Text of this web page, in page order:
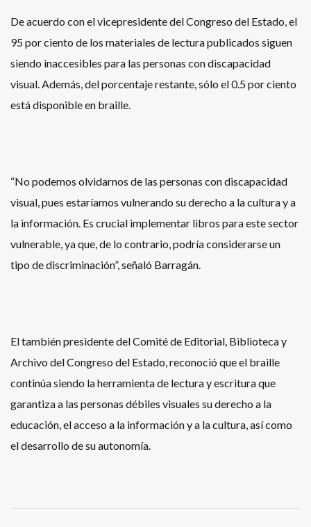
De acuerdo con el vicepresidente del Congreso del Estado, el
95 por ciento de los materiales de lectura publicados siguen
siendo inaccesibles para las personas con discapacidad
visual. Además, del porcentaje restante, sólo el 0.5 por ciento
está disponible en braille.
“No podemos olvidarnos de las personas con discapacidad
visual, pues estaríamos vulnerando su derecho a la cultura y a
la información. Es crucial implementar libros para este sector
vulnerable, ya que, de lo contrario, podría considerarse un
tipo de discriminación”, señaló Barragán.
El también presidente del Comité de Editorial, Biblioteca y
Archivo del Congreso del Estado, reconoció que el braille
continúa siendo la herramienta de lectura y escritura que
garantiza a las personas débiles visuales su derecho a la
educación, el acceso a la información y a la cultura, así como
el desarrollo de su autonomía.